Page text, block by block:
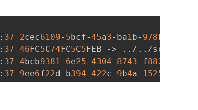
: 37 2cec6109- 5bcf-45a3-ba1b- 978b
: 37 46FC5C74FC5C5FEB -> ../../sdb
: 37 4bcb9381- 6e25-4304- 8743-f882039
: 37 9ee6f22d-b394-422c- 9b4a- 1525